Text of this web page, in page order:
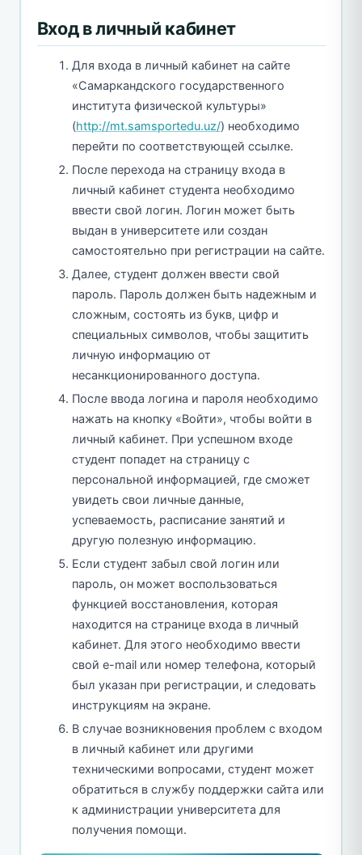
Вход в личный кабинет
Для входа в личный кабинет на сайте
«Самаркандского государственного
института физической культуры»
(http://mt.samsportedu.uz/) необходимо
перейти по соответствующей ссылке.
После перехода на страницу входа в
личный кабинет студента необходимо
ввести свой логин. Логин может быть
выдан в университете или создан
самостоятельно при регистрации на сайте.
Далее, студент должен ввести свой
пароль. Пароль должен быть надежным и
сложным, состоять из букв, цифр и
специальных символов, чтобы защитить
личную информацию от
несанкционированного доступа.
После ввода логина и пароля необходимо
нажать на кнопку «Войти», чтобы войти в
личный кабинет. При успешном входе
студент попадет на страницу с
персональной информацией, где сможет
увидеть свои личные данные,
успеваемость, расписание занятий и
другую полезную информацию.
Если студент забыл свой логин или
пароль, он может воспользоваться
функцией восстановления, которая
находится на странице входа в личный
кабинет. Для этого необходимо ввести
свой e-mail или номер телефона, который
был указан при регистрации, и следовать
инструкциям на экране.
В случае возникновения проблем с входом
в личный кабинет или другими
техническими вопросами, студент может
обратиться в службу поддержки сайта или
к администрации университета для
получения помощи.